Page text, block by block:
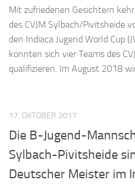
Mit zufriedenen Gesichtern
des CVJM Sylbach/Pivitsheide
den Indiaca Jugend World Cup
konnten sich vier Teams des
qualifizieren. Im August 2018
17. OKTOBER 2017
Die B-Jugend-
Sylbach-Pivitsheide
Deutscher Meister im